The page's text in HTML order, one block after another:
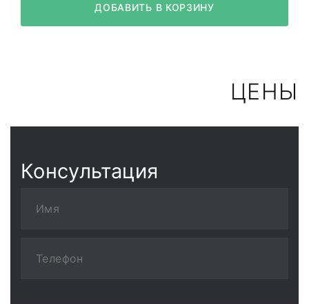
ДОБАВИТЬ В КОРЗИНУ
ЦЕНЫ
Консультация